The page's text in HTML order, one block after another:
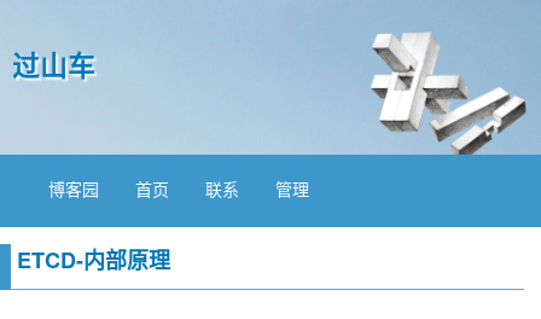
过山车
博客园 首页 联系 管理
ETCD-内部原理